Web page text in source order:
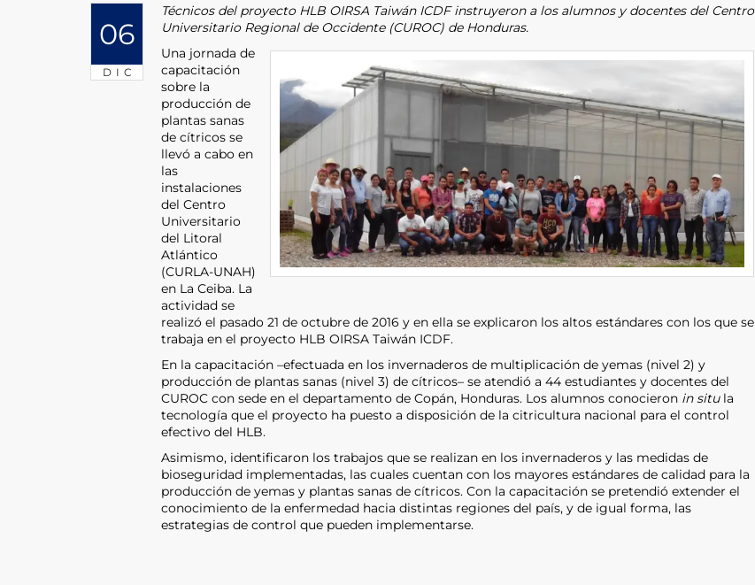
06
DIC
Técnicos del proyecto HLB OIRSA Taiwán ICDF instruyeron a los alumnos y docentes del Centro
Universitario Regional de Occidente (CUROC) de Honduras.
Una jornada de
capacitación
sobre la
producción de
plantas sanas
de cítricos se
llevó a cabo en
las
instalaciones
del Centro
Universitario
del Litoral
Atlántico
(CURLA-UNAH)
en La Ceiba. La
actividad se
realizó el pasado 21 de octubre de 2016 y en ella se explicaron los altos estándares con los que se
trabaja en el proyecto HLB OIRSA Taiwán ICDF.
En la capacitación –efectuada en los invernaderos de multiplicación de yemas (nivel 2) y
producción de plantas sanas (nivel 3) de cítricos– se atendió a 44 estudiantes y docentes del
CUROC con sede en el departamento de Copán, Honduras. Los alumnos conocieron in situla
tecnología que el proyecto ha puesto a disposición de la citricultura nacional para el control
efectivo del HLB.
Asimismo, identificaron los trabajos que se realizan en los invernaderos y las medidas de
bioseguridad implementadas, las cuales cuentan con los mayores estándares de calidad para la
producción de yemas y plantas sanas de cítricos. Con la capacitación se pretendió extender el
conocimiento de la enfermedad hacia distintas regiones del país, y de igual forma, las
estrategias de control que pueden implementarse.